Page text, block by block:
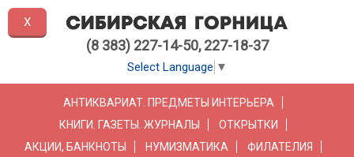
(8 383) 227-14-50, 227-18-37
Select Language ▼
АНТИКВАРИАТ. ПРЕДМЕТЫ ИНТЕРЬЕРА
КНИГИ. ГАЗЕТЫ. ЖУРНАЛЫ
ОТКРЫТКИ
АКЦИИ, БАНКНОТЫ
НУМИЗМАТИКА
ФИЛАТЕЛИЯ
X